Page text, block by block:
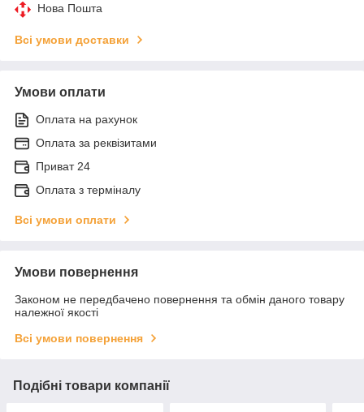
Нова Пошта
Всі умови доставки
Умови оплати
Оплата на рахунок
Оплата за реквізитами
Приват 24
Оплата з терміналу
Всі умови оплати
Умови повернення
Законом не передбачено повернення та обмін даного товару
належної якості
Всі умови повернення
Подібні товари компанії